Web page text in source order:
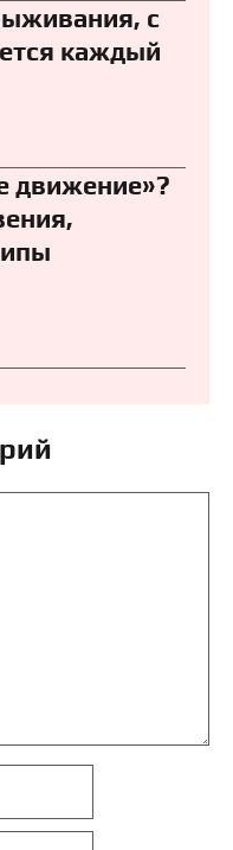
с
каждый
движение»?